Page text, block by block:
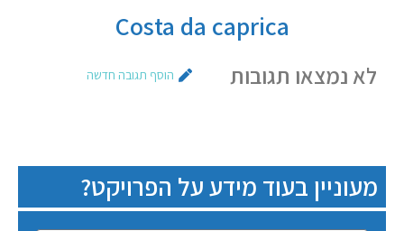
Costa da caprica
לא נמצאו תגובות הוסף תגובה חדשה
מעוניין בעוד מידע על הפרויקט?